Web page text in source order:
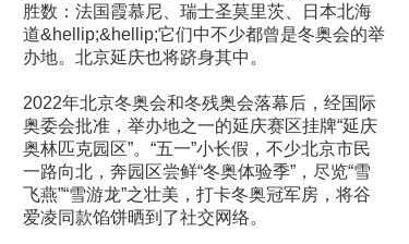
胜数：法国霞慕尼、瑞士圣莫里茨、日本北海
道&hellip;&hellip;它们中不少都曾是冬奥会的举
办地。北京延庆也将跻身其中。
2022年北京冬奥会和冬残奥会落幕后，经国际
奥委会批准，举办地之一的延庆赛区挂牌“延庆
奥林匹克园区”。“五一”小长假，不少北京市民
一路向北，奔园区尝鲜“冬奥体验季”，尽览“雪
飞燕”“雪游龙”之壮美，打卡冬奥冠军房，将谷
爱凌同款馅饼晒到了社交网络。